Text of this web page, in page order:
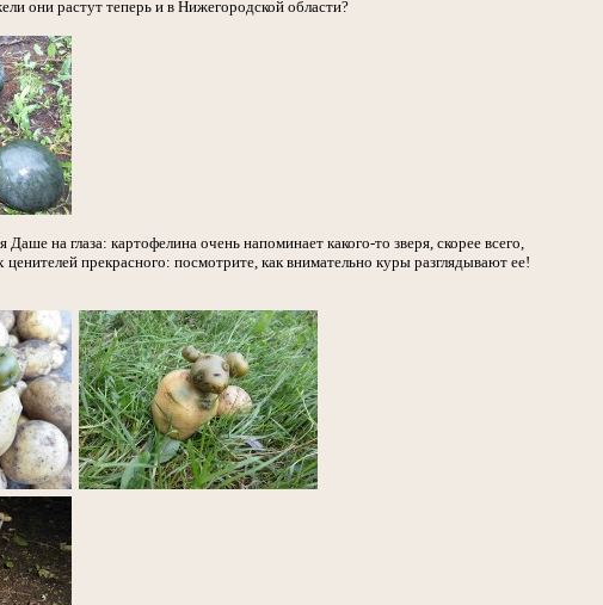
они растут теперь и в Нижегородской области?
на глаза: картофелина очень напоминает какого-то зверя, скорее всего,
прекрасного: посмотрите, как внимательно куры разглядывают ее!